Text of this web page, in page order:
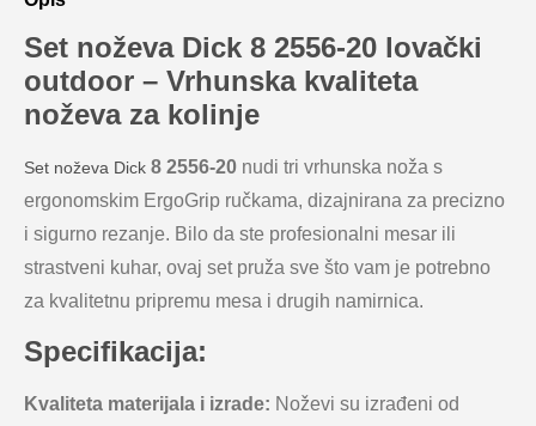
Set noževa Dick 8 2556-20 lovački
outdoor – Vrhunska kvaliteta
noževa za kolinje
Set noževa Dick 8 2556-20 nudi tri vrhunska noža s
ergonomskim ErgoGrip ručkama, dizajnirana za precizno
i sigurno rezanje. Bilo da ste profesionalni mesar ili
strastveni kuhar, ovaj set pruža sve što vam je potrebno
za kvalitetnu pripremu mesa i drugih namirnica.
Specifikacija:
Kvaliteta materijala i izrade: Noževi su izrađeni od